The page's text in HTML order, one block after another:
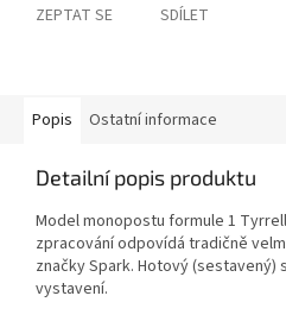
ZEPTAT SE SDÍLET
Popis Ostatní informace
Detailní popis produktu
Model monopostu formule 1
zpracování odpovídá tradičně
značky Spark. Hotový
vystavení.